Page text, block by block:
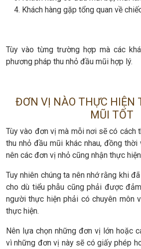
Khách hàng gặp tổng quan về
Tùy vào từng trường hợp mà các
phương pháp thu nhỏ đầu mũi hợp lý.
ĐƠN VỊ NÀO THỰC HIỆN
MŨI TỐT
Tùy vào đơn vị mà mỗi nơi sẽ có cách
thu nhỏ đầu mũi khác nhau, đồng
nên các đơn vị nhỏ cũng nhận thực
Tuy nhiên chúng ta nên nhớ rằng khi
cho dù tiểu phẫu cũng phải được
người thực hiện phải có chuyên môn
thực hiện.
Nên lựa chọn những đơn vị lớn hoặc
vì những đơn vị này sẽ có giấy phép